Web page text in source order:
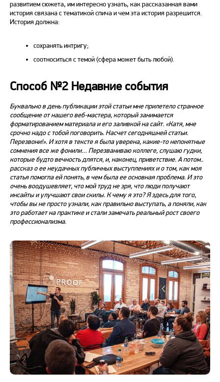
развитием сюжета, им интересно узнать, как рассказанная вами
история связана с тематикой спича и чем эта история разрешится.
История должна:
сохранять интригу;
соотноситься с темой (сфера может быть любой).
Способ №2 Недавние события
Буквально в день публикации этой статьи мне прилетело странное
сообщение от нашего веб-мастера, который занимается
форматированием материала и его заливкой на сайт. «Катя, мне
срочно надо с тобой поговорить. Насчет сегодняшней статьи.
Перезвони!». И хотя в тексте я была уверена, какие-то непонятные
сомнения все же фонили… Перезваниваю коллеге, слушаю гудки,
которые будто вечность длятся, и, наконец, приветствие. А потом..
рассказ о ее неудачных публичных выступлениях и о том, как моя
статьяпомоглаей понять, в чем была ее основная проблема. И это
очень воодушевляет, что мой труд не зря, что люди получают
инсайты и улучшают свои скилы. К чему я это? Я здесь для того,
чтобы вы не просто узнали,как правильновыступать, а поняли, как
это работает на практике и стали замечать реальный рост своего
профессионализма.